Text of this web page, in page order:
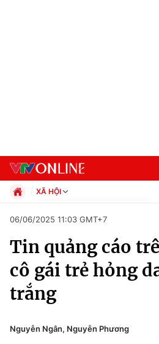
Chuyên mục
Chính trị
XÃ HỘI
Xã hội
Pháp luật
Kinh tế
Thể thao
Truyền hình
Văn hóa - Giải trí
Đời sống
06/06/2025 11:03 GMT+7
Tin quảng cáo
cô gái trẻ hỏng
trắng
Nguyễn Ngân, Nguyễn Phương